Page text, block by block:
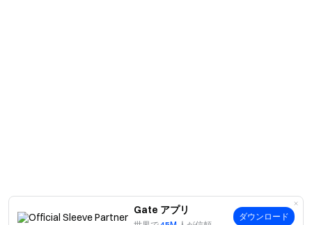
Gate アプリ
ダウンロード
招待プログラムは、ベルギー、イギリス、フラン
ス、ドイツ、オランダ、トルコ、オーストリア、韓国